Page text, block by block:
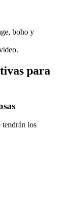
boho y
para
los